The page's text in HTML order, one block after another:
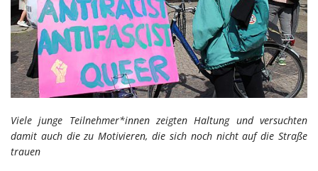
Viele junge Teilnehmer*innen zeigten Haltung und versuchten
damit auch die zu Motivieren, die sich noch nicht auf die Straße
trauen